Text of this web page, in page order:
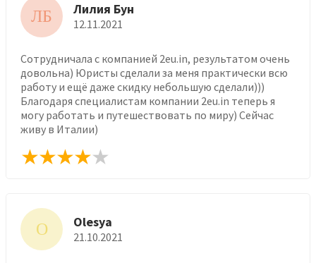
ЛБ Лилия Бун
12.11.2021
Сотрудничала с компанией 2eu.in, результатом очень
довольна) Юристы сделали за меня практически всю
работу и ещё даже скидку небольшую сделали)))
Благодаря специалистам компании 2eu.in теперь я
могу работать и путешествовать по миру) Сейчас
живу в Италии)
O Olesya
21.10.2021